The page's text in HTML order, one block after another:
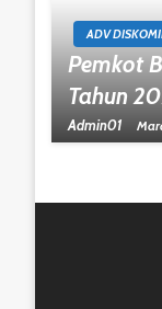
ADV
Pemkot
Tahun
Admin01